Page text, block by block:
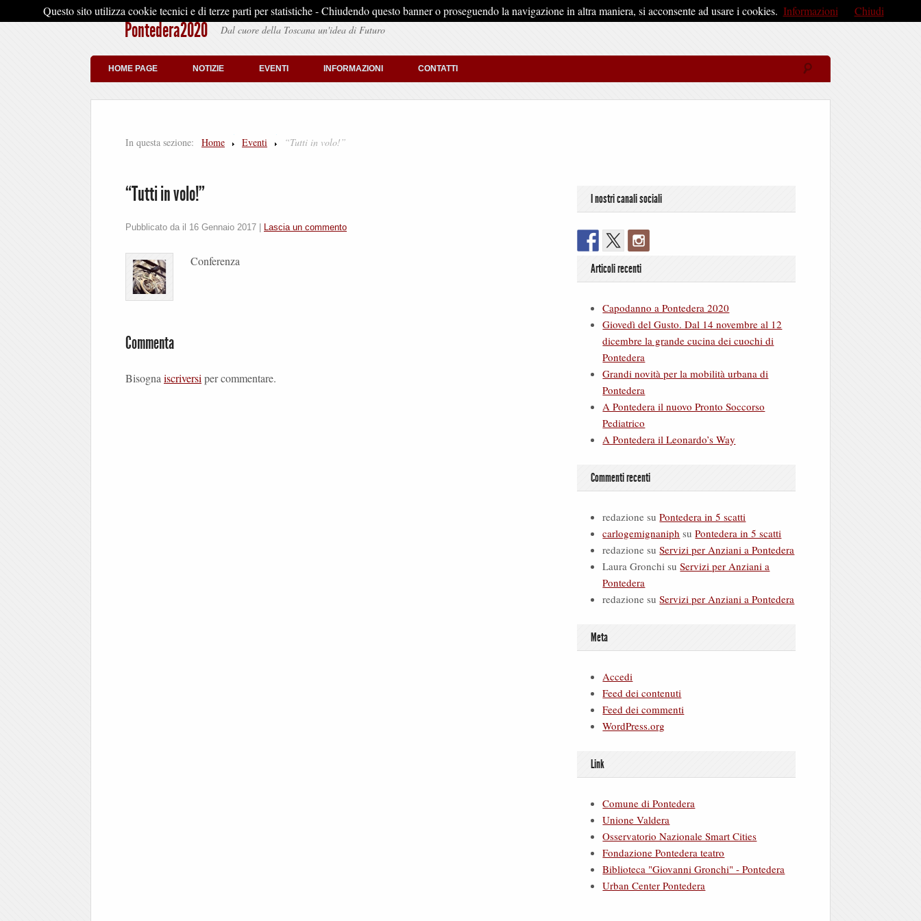
Pontedera2020 Dal cuore della Toscana un'idea di Futuro
HOME PAGE NOTIZIE EVENTI INFORMAZIONI CONTATTI
In questa sezione: Home Eventi “Tutti in volo!”
“Tutti in volo!”
Pubblicato da il 16 Gennaio 2017 Lascia un commento
Conferenza
Commenta
Bisognaiscriversiper commentare.
I nostri canali sociali
Articoli recenti
Capodanno a Pontedera 2020
Giovedì del Gusto. Dal 14 novembre al 12
dicembre la grande cucina dei cuochi di
Pontedera
Grandi novità per la mobilità urbana di
Pontedera
A Pontedera il nuovo Pronto Soccorso
Pediatrico
A Pontedera il Leonardo’s Way
Commenti recenti
redazione suPontedera in 5 scatti
carlogemignaniph suPontedera in 5 scatti
redazione suServizi per Anziani a Pontedera
Laura Gronchi suServizi per Anziani a
Pontedera
redazione suServizi per Anziani a Pontedera
Meta
Accedi
Feed dei contenuti
Feed dei commenti
WordPress.org
Link
Comune di Pontedera
Unione Valdera
Osservatorio Nazionale Smart Cities
Fondazione Pontedera teatro
Biblioteca "Giovanni Gronchi" - Pontedera
Urban Center Pontedera
Questo sito utilizza cookie tecnici e di terze parti per statistiche - Chiudendo questo banner o proseguendo la navigazione in altra maniera, si acconsente ad usare i cookies. Informazioni Chiudi